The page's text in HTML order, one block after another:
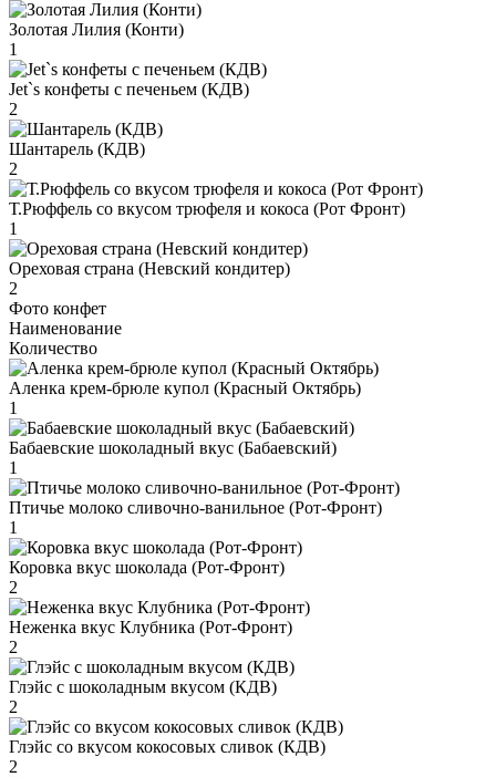
Золотая Лилия (Конти)
1
Jet`s конфеты с печеньем (КДВ)
2
Шантарель (КДВ)
2
Т.Рюффель со вкусом трюфеля и кокоса (Рот Фронт)
1
Ореховая страна (Невский кондитер)
2
Фото конфет
Наименование
Количество
Аленка крем-брюле купол (Красный Октябрь)
1
Бабаевские шоколадный вкус (Бабаевский)
1
Птичье молоко сливочно-ванильное (Рот-Фронт)
1
Коровка вкус шоколада (Рот-Фронт)
2
Неженка вкус Клубника (Рот-Фронт)
2
Глэйс с шоколадным вкусом (КДВ)
2
Глэйс со вкусом кокосовых сливок (КДВ)
2